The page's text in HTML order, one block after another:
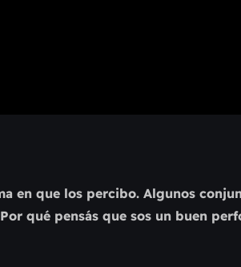
en que los percibo. Algunos
qué pensás que sos un buen